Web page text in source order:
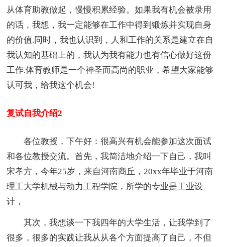
从体育助教做起，慢慢积累经验。如果我有机会被录用
的话，我想，我一定能够在工作中得到锻炼并实现自身
的价值.同时，我也认识到，人和工作的关系是建立在自
我认知的基础上的，我认为我有能力也有信心做好这份
工作.体育教师是一个神圣而高尚的职业，希望大家能够
认可我，给我这个机会!
复试自我介绍2
各位教授，下午好：很高兴有机会能参加这次面试
和各位教授交流。首先，我简洁地介绍一下自己，我叫
宋孝方，今年25岁，来自河南商丘，20xx年毕业于河南
理工大学机械与动力工程学院，所学的专业是工业设
计，
其次，我想谈一下我四年的大学生活，让我学到了
很多，很多的实践让我从从各个方面提高了自己，不但